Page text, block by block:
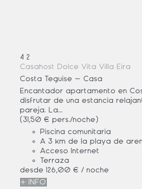
4 2
Casahost Dolce Vita Villa Eira
Costa Teguise - Casa
Encantador apartamento en
disfrutar de una estancia
pareja. La...
(31,50 € pers./noche)
Piscina comunitaria
A 3 km de la playa de
Acceso Internet
Terraza
desde 126,00 € / noche
+ INFO